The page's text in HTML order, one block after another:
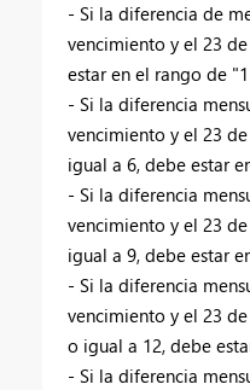
- Si la diferencia de
vencimiento y el 23
estar en el rango de
- Si la diferencia
vencimiento y el 23
igual a 6, debe estar
- Si la diferencia
vencimiento y el 23
igual a 9, debe estar
- Si la diferencia
vencimiento y el 23
o igual a 12, debe
- Si la diferencia